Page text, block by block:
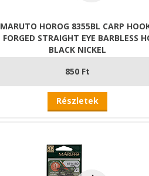
MARUTO HOROG 8355BL CARP
FORGED STRAIGHT EYE BARBLESS
BLACK NICKEL
850 Ft
Részletek